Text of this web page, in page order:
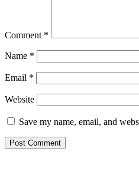
Comment *
Name *
Email *
Website
Save my name, email, and